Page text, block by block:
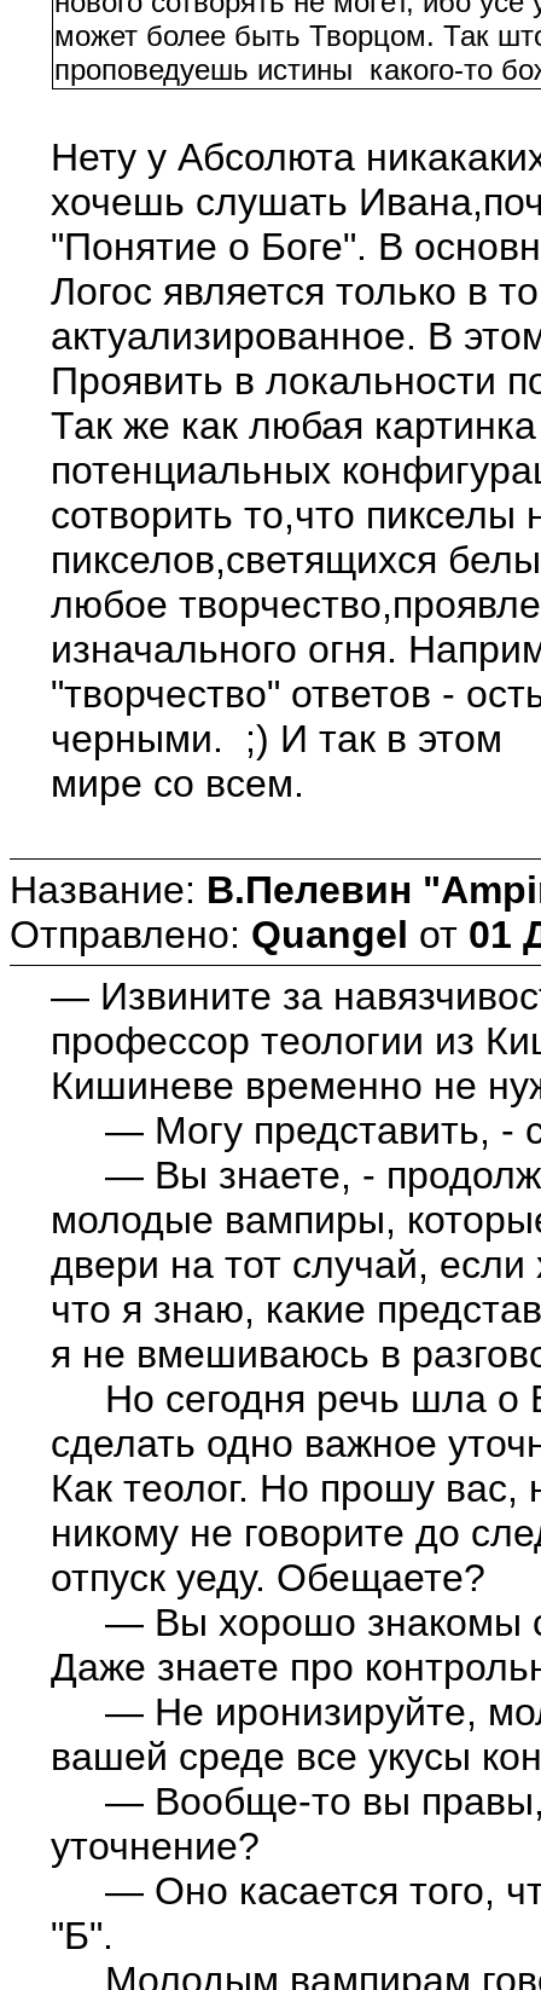
может более быть Творцом. Так
проповедуешь истины какого-то
Нету у Абсолюта
хочешь слушать
"Понятие о Боге". В
Логос является только в
актуализированное. В
Проявить в локальности
Так же как любая
потенциальных
сотворить то,что пикселы
пикселов,светящихся
любое
изначального огня.
"творчество" ответов -
черными. ;) И так в этом
мире со всем.
Название: В.Пелевин
Отправлено: Quangel от 01
— Извините за
профессор теологии из
Кишиневе временно не
— Могу представить, -
— Вы знаете, -
молодые вампиры,
двери на тот случай,
что я знаю, какие
я не вмешиваюсь в
Но сегодня речь шла о
сделать одно важное
Как теолог. Но прошу
никому не говорите до
отпуск уеду. Обещаете?
— Вы хорошо знакомы с
Даже знаете про
— Не иронизируйте,
вашей среде все укусы
— Вообще-то вы правы,
уточнение?
— Оно касается того,
"Б".
Молодым вампирам